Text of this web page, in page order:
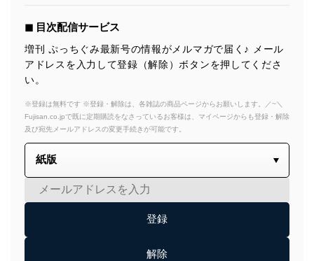
◼︎ 目次配信サービス
増刊 ぷっちぐみ最新号の情報がメルマガで届く♪ メール
アドレスを入力して登録（解除）ボタンを押してくださ
い。
※登録は無料です ※登録・解除は、各雑誌の商品ページからお願いします。／~＼
Fujisan.co.jpで既に定期購読をなさっているお客様は、マイページからも登録・解除
及び宛先メールアドレスの変更手続きが可能です。